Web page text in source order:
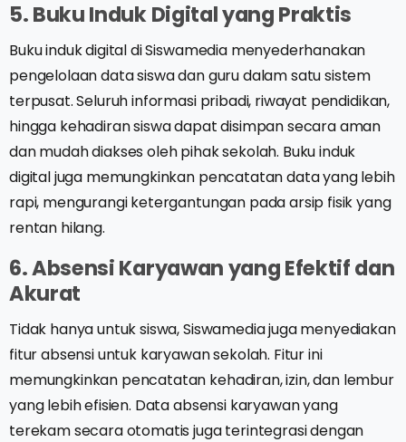
5. Buku Induk Digital yang Praktis
Buku induk digital di Siswamedia menyederhanakan
pengelolaan data siswa dan guru dalam satu sistem
terpusat. Seluruh informasi pribadi, riwayat pendidikan,
hingga kehadiran siswa dapat disimpan secara aman
dan mudah diakses oleh pihak sekolah. Buku induk
digital juga memungkinkan pencatatan data yang lebih
rapi, mengurangi ketergantungan pada arsip fisik yang
rentan hilang.
6. Absensi Karyawan yang Efektif dan
Akurat
Tidak hanya untuk siswa, Siswamedia juga menyediakan
fitur absensi untuk karyawan sekolah. Fitur ini
memungkinkan pencatatan kehadiran, izin, dan lembur
yang lebih efisien. Data absensi karyawan yang
terekam secara otomatis juga terintegrasi dengan